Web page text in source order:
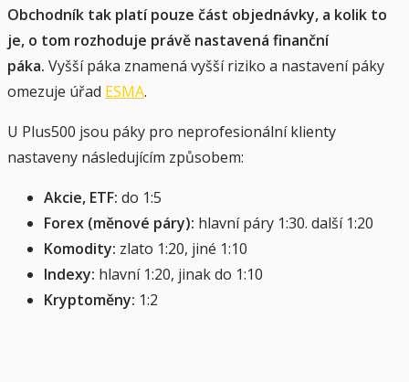
Obchodník tak platí pouze část objednávky, a kolik to
je, o tom rozhoduje právě nastavená finanční
páka. Vyšší páka znamená vyšší riziko a nastavení páky
omezuje úřad ESMA.
U Plus500 jsou páky pro neprofesionální klienty
nastaveny následujícím způsobem:
Akcie, ETF: do 1:5
Forex (měnové páry): hlavní páry 1:30. další 1:20
Komodity: zlato 1:20, jiné 1:10
Indexy: hlavní 1:20, jinak do 1:10
Kryptoměny: 1:2